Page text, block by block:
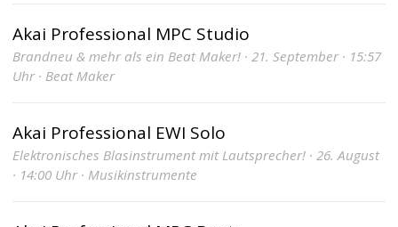
Akai Professional MPC Studio
Brandneu & mehr als ein Beat Maker! · 21. September · 15:57
Uhr · Beat Maker
Akai Professional EWI Solo
Elektronisches Blasinstrument mit Lautsprecher! · 26. August
· 14:00 Uhr · Musikinstrumente